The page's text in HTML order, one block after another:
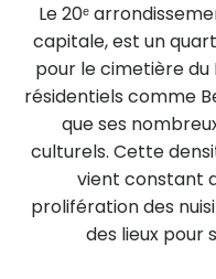
Le 20ᵉ
capitale, est un
pour le cimetière du
résidentiels comme
que ses
culturels. Cette
vient constant
prolifération des
des lieux pour